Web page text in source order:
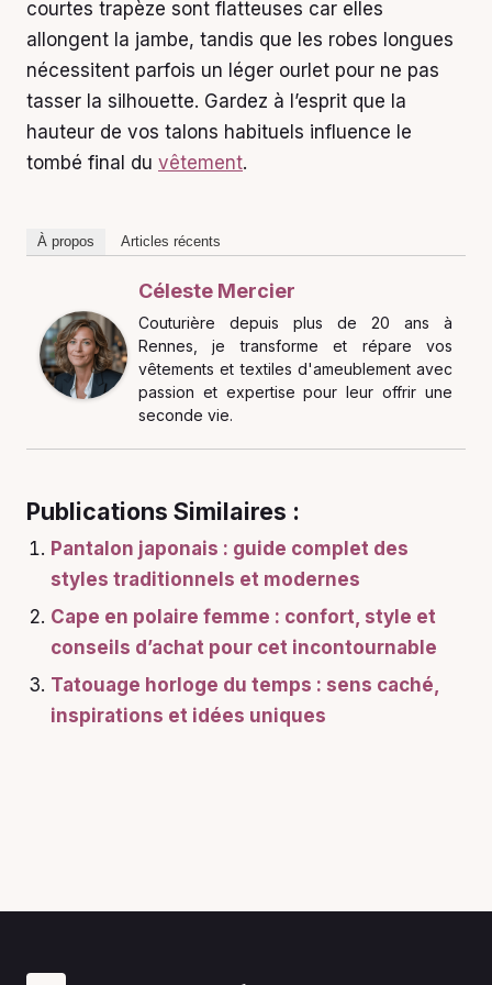
courtes trapèze sont flatteuses car elles
allongent la jambe, tandis que les robes longues
nécessitent parfois un léger ourlet pour ne pas
tasser la silhouette. Gardez à l’esprit que la
hauteur de vos talons habituels influence le
tombé final du vêtement.
À propos Articles récents
Céleste Mercier
Couturière depuis plus de 20 ans à
Rennes, je transforme et répare vos
vêtements et textiles d'ameublement avec
passion et expertise pour leur offrir une
seconde vie.
Publications Similaires :
Pantalon japonais : guide complet des
styles traditionnels et modernes
Cape en polaire femme : confort, style et
conseils d’achat pour cet incontournable
Tatouage horloge du temps : sens caché,
inspirations et idées uniques